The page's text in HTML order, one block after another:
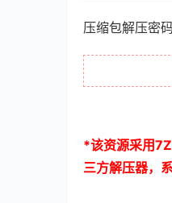
压缩包解压密
*该资源采用7Z
三方解压器，